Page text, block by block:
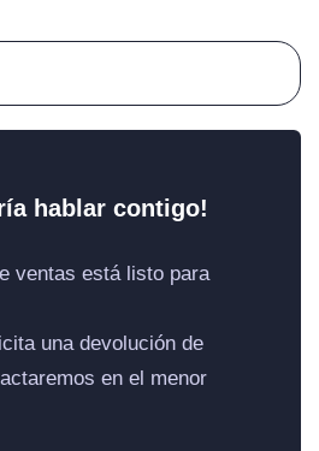
hablar contigo!
ventas está listo para
una devolución de
en el menor